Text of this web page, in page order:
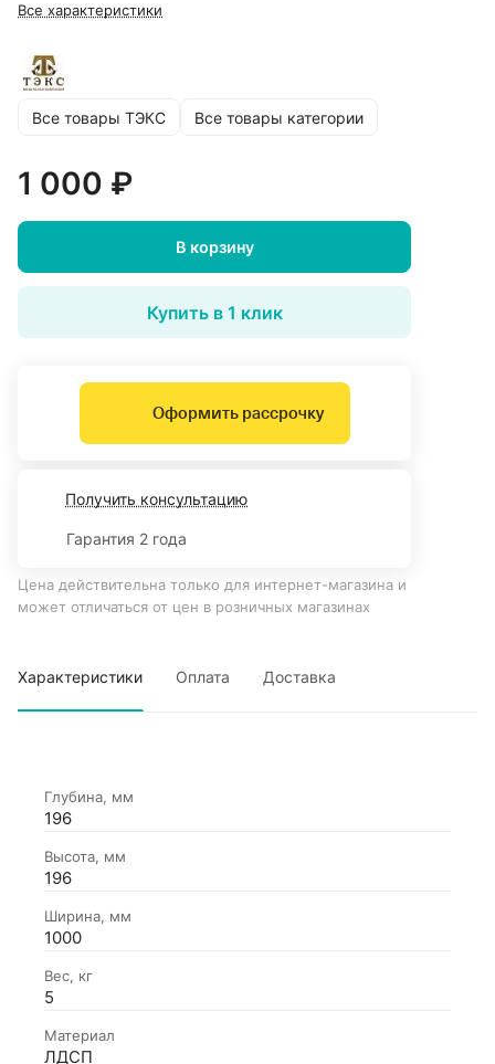
Все характеристики
Все товары ТЭКС Все товары категории
1 000 ₽
В корзину
Купить в 1 клик
Оформить рассрочку
Получить консультацию
Гарантия 2 года
Цена действительна только для интернет-магазина и
может отличаться от цен в розничных магазинах
Характеристики Оплата Доставка
Глубина, мм
196
Высота, мм
196
Ширина, мм
1000
Вес, кг
5
Материал
ЛДСП